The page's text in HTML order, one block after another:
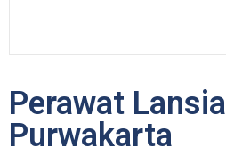
Perawat Lansia
Purwakarta